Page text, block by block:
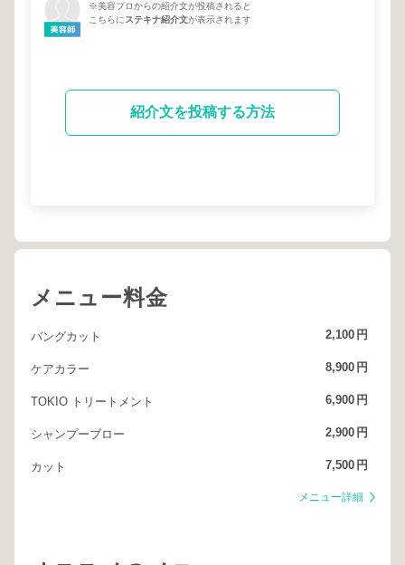
※美容プロからの紹介文が投稿されると
こちらにステキナ紹介文が表示されます
紹介文を投稿する方法
メニュー料金
バングカット 2,100 円
ケアカラー 8,900 円
TOKIO トリートメント 6,900 円
シャンプーブロー 2,900 円
カット 7,500 円
メニュー詳細